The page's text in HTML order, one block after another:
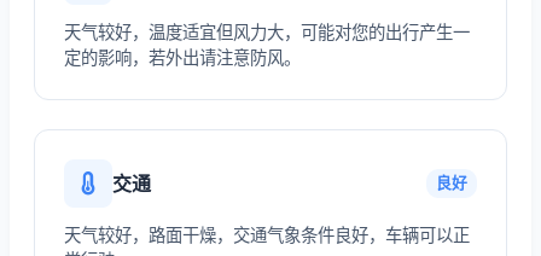
天气较好，温度适宜但风力大，可能对您的出行产生一
定的影响，若外出请注意防风。
交通 良好
天气较好，路面干燥，交通气象条件良好，车辆可以正